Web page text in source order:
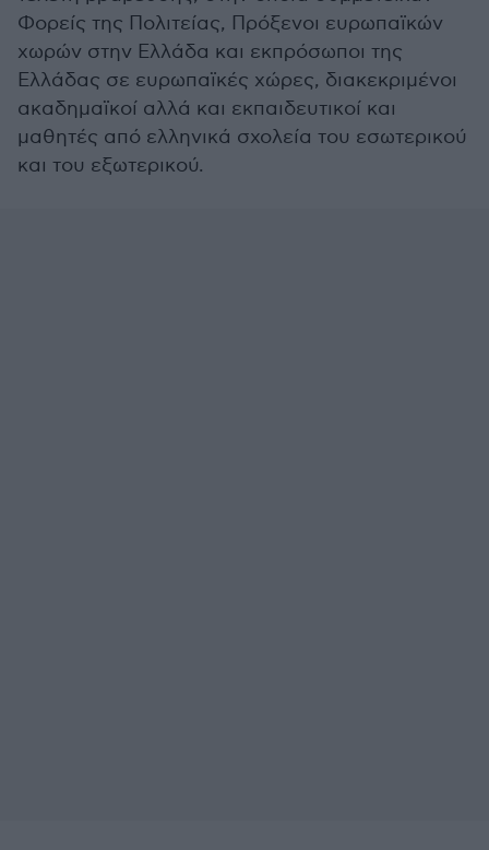
Φορείς της Πολιτείας, Πρόξενοι ευρωπαϊκών
χωρών στην Ελλάδα και εκπρόσωποι της
Ελλάδας σε ευρωπαϊκές χώρες, διακεκριμένοι
ακαδημαϊκοί αλλά και εκπαιδευτικοί και
μαθητές από ελληνικά σχολεία του εσωτερικού
και του εξωτερικού.